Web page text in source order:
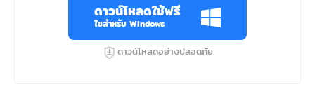
ดาวน์โหลดใช้ฟรี
ใชสำหรับ Windows
ดาวน์โหลดอย่างปลอดภัย